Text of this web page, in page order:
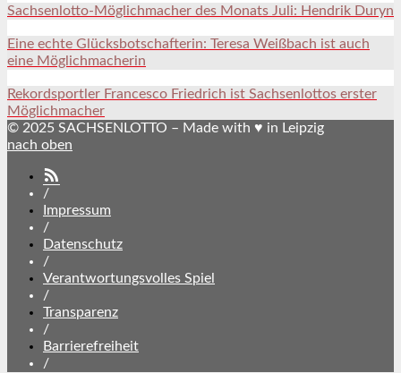
Sachsenlotto-Möglichmacher des Monats Juli: Hendrik Duryn
Eine echte Glücksbotschafterin: Teresa Weißbach ist auch
eine Möglichmacherin
Rekordsportler Francesco Friedrich ist Sachsenlottos erster
Möglichmacher
© 2025 SACHSENLOTTO – Made with ♥ in Leipzig
nach oben
/
Impressum
/
Datenschutz
/
Verantwortungsvolles Spiel
/
Transparenz
/
Barrierefreiheit
/